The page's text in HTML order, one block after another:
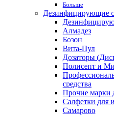
Больше
Дезинфицирующие
Алмадез
Бозон
Вита-Пул
Дозаторы
Полисепт и
средства
Прочие марки
Салфетки для
Самарово